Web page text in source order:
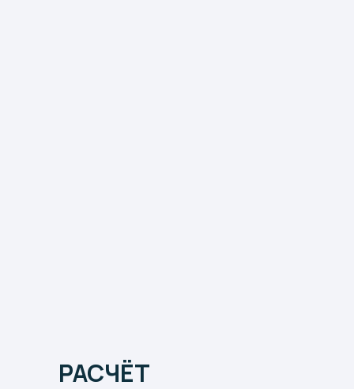
РАСЧЁТ